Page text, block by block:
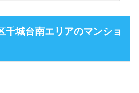
城台南エリアのマンショ